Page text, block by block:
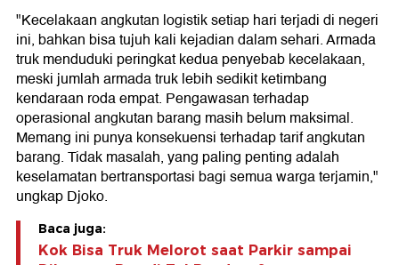
"Kecelakaan angkutan logistik setiap hari terjadi di negeri
ini, bahkan bisa tujuh kali kejadian dalam sehari. Armada
truk menduduki peringkat kedua penyebab kecelakaan,
meski jumlah armada truk lebih sedikit ketimbang
kendaraan roda empat. Pengawasan terhadap
operasional angkutan barang masih belum maksimal.
Memang ini punya konsekuensi terhadap tarif angkutan
barang. Tidak masalah, yang paling penting adalah
keselamatan bertransportasi bagi semua warga terjamin,"
ungkap Djoko.
Baca juga:
Kok Bisa Truk Melorot saat Parkir sampai